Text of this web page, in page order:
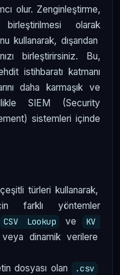
olur. Zenginleştirme,
olarak
kullanarak, dışarıdan
birleştirirsiniz. Bu,
istihbaratı katmanı
daha karmaşık ve
SIEM (Security
sistemleri içinde
türleri kullanarak,
farklı yöntemler
CSV Lookup ve
KV
dinamik verilere
dosyası olan .csv